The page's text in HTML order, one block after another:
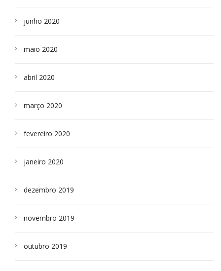
junho 2020
maio 2020
abril 2020
março 2020
fevereiro 2020
janeiro 2020
dezembro 2019
novembro 2019
outubro 2019